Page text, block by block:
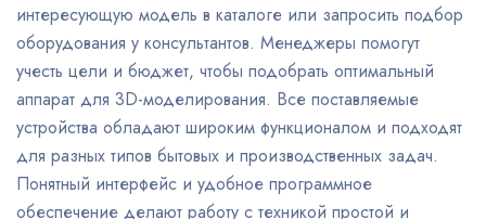
интересующую модель в каталоге или запросить подбор
оборудования у консультантов. Менеджеры помогут
учесть цели и бюджет, чтобы подобрать оптимальный
аппарат для 3D-моделирования. Все поставляемые
устройства обладают широким функционалом и подходят
для разных типов бытовых и производственных задач.
Понятный интерфейс и удобное программное
обеспечение делают работу с техникой простой и